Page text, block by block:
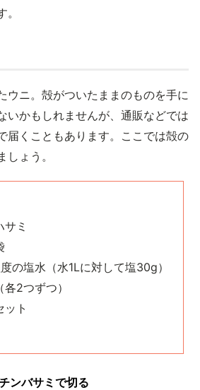
ウニ。殻がついたままのものを手に
いかもしれませんが、通販などでは
届くこともあります。ここでは殻の
ょう。
サミ
の塩水（水1Lに対して塩30g）
2つずつ）
ット
ンバサミで切る